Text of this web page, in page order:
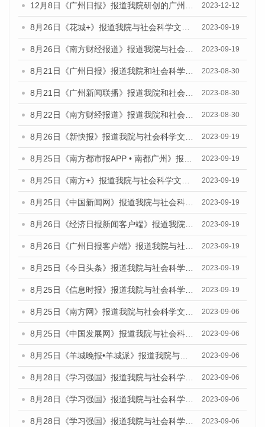
12月8日《广州日报》报道我院研创的广州蓝皮书系列荣获全国第十四届优秀皮书奖四项大奖的媒体文章 2023-12-12
8月26日《花城+》报道我院与社会科学文献出版社联合发布《广州蓝皮书：广州创新型城市发展报告（2023）》的视频采访 2023-09-19
8月26日《南方财经报道》报道我院与社会科学文献出版社联合发布《广州蓝皮书：广州创新型城市发展报告（2023）》的视频采访 2023-09-19
8月21日《广州日报》报道我院和社会科学文献出版社联合发布《广州数字经济发展报告（2023）》蓝皮书的视频采访 2023-08-30
8月21日《广州新闻联播》报道我院和社会科学文献出版社联合发布《广州数字经济发展报告（2023）》蓝皮书的视频采访 2023-08-30
8月22日《南方财经报道》报道我院和社会科学文献出版社联合发布《广州数字经济发展报告（2023）》蓝皮书的视频采访 2023-08-30
8月26日《新快报》报道我院与社会科学文献出版社联合发布《广州蓝皮书：广州创新型城市发展报告（2023）》的媒体文章 2023-09-19
8月25日《南方都市报APP • 南都广州》报道我院与社会科学文献出版社联合发布《广州蓝皮书：广州创新型城市发展报告（2023）》的媒体文章 2023-09-19
8月25日《南方+》报道我院与社会科学文献出版社联合发布《广州蓝皮书：广州创新型城市发展报告（2023）》的媒体文章 2023-09-19
8月25日《中国新闻网》报道我院与社会科学文献出版社联合发布《广州蓝皮书：广州创新型城市发展报告（2023）》的媒体文章 2023-09-19
8月26日《经济日报新闻客户端》报道我院与社会科学文献出版社联合发布《广州蓝皮书：广州创新型城市发展报告（2023）》的媒体文章 2023-09-19
8月26日《广州日报客户端》报道我院与社会科学文献出版社联合发布《广州蓝皮书：广州创新型城市发展报告（2023）》的媒体文章 2023-09-19
8月25日《今日头条》报道我院与社会科学文献出版社联合发布《广州蓝皮书：广州创新型城市发展报告（2023）》的媒体文章 2023-09-19
8月25日《信息时报》报道我院与社会科学文献出版社联合发布《广州蓝皮书：广州创新型城市发展报告（2023）》的媒体文章 2023-09-19
8月25日《南方网》报道我院与社会科学文献出版社联合发布《广州蓝皮书：广州创新型城市发展报告（2023）》的媒体文章 2023-09-06
8月25日《中国发展网》报道我院与社会科学文献出版社联合发布《广州蓝皮书：广州创新型城市发展报告（2023）》的媒体文章 2023-09-06
8月25日《羊城晚报•羊城派》报道我院与社会科学文献出版社联合发布《广州蓝皮书：广州创新型城市发展报告（2023）》的媒体文章 2023-09-06
8月28日《学习强国》报道我院与社会科学文献出版社联合发布《广州蓝皮书：广州创新型城市发展报告（2023）》的媒体文章 2023-09-06
8月28日《学习强国》报道我院与社会科学文献出版社联合发布《广州蓝皮书：广州创新型城市发展报告（2023）》的媒体文章 2023-09-06
8月28日《学习强国》报道我院与社会科学文献出版社联合发布《广州蓝皮书：广州创新型城市发展报告（2023）》的媒体文章 2023-09-06